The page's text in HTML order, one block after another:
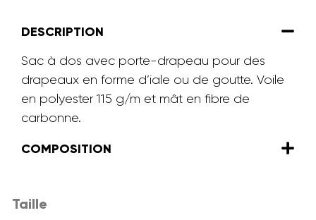
DESCRIPTION
Sac à dos avec porte-drapeau pour des
drapeaux en forme d’iale ou de goutte. Voile
en polyester 115 g/m et mât en fibre de
carbonne.
COMPOSITION
Taille